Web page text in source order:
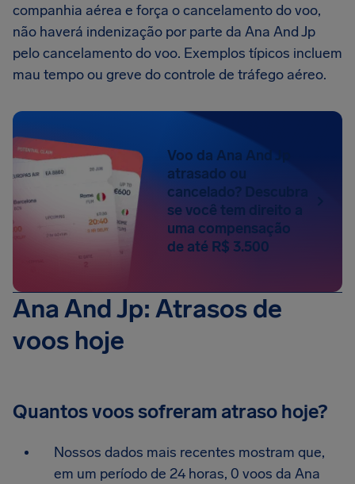
companhia aérea e força o cancelamento do voo,
não haverá indenização por parte da Ana And Jp
pelo cancelamento do voo. Exemplos típicos incluem
mau tempo ou greve do controle de tráfego aéreo.
Voo da Ana And Jp
atrasado ou
cancelado? Descubra
se você tem direito a
uma compensação
de até R$ 3.500
Ana And Jp: Atrasos de
voos hoje
Quantos voos sofreram atraso hoje?
Nossos dados mais recentes mostram que,
em um período de 24 horas, 0 voos da Ana